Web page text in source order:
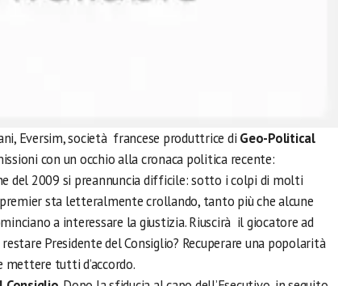
Eversim, società francese produttrice di Geo-Political
con un occhio alla cronaca politica recente:
del 2009 si preannuncia difficile: sotto i colpi di molti
sta letteralmente crollando, tanto più che alcune
a interessare la giustizia. Riuscirà il giocatore ad
Presidente del Consiglio? Recuperare una popolarità
tutti d’accordo.